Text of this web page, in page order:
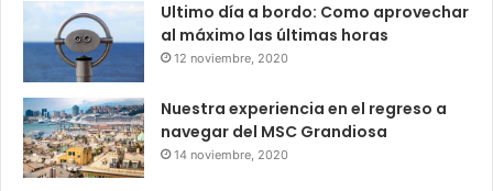
Ultimo día a bordo: Como aprovechar
al máximo las últimas horas
12 noviembre, 2020
Nuestra experiencia en el regreso a
navegar del MSC Grandiosa
14 noviembre, 2020